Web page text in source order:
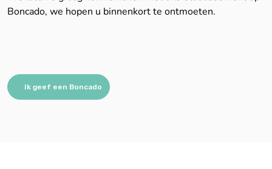
Boncado, we hopen u binnenkort te ontmoeten.
Ik geef een Boncado